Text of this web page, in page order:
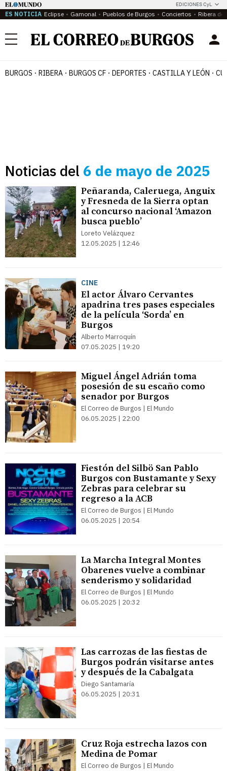
EDICIONES CyL
ES NOTICIA Eclipse Gamonal Pueblos de Burgos Conciertos Ribera del
Menú
BURGOS RIBERA BURGOS CF DEPORTES CASTILLA Y LEÓN
Noticias del 6 de mayo de 2025
Peñaranda, Caleruega, Anguix
y Fresneda de la Sierra optan
al concurso nacional ‘Amazon
busca pueblo’
Loreto Velázquez
12.05.2025 | 12:46
CINE
El actor Álvaro Cervantes
apadrina tres pases especiales
de la película ‘Sorda’ en
Burgos
Alberto Marroquín
07.05.2025 | 19:20
Miguel Ángel Adrián toma
posesión de su escaño como
senador por Burgos
El Correo de Burgos | El Mundo
06.05.2025 | 22:00
Fiestón del Silbö San Pablo
Burgos con Bustamante y Sexy
Zebras para celebrar su
regreso a la ACB
El Correo de Burgos | El Mundo
06.05.2025 | 20:54
La Marcha Integral Montes
Obarenes vuelve a combinar
senderismo y solidaridad
El Correo de Burgos | El Mundo
06.05.2025 | 20:32
Las carrozas de las fiestas de
Burgos podrán visitarse antes
y después de la Cabalgata
Diego Santamaría
06.05.2025 | 20:31
Cruz Roja estrecha lazos con
Medina de Pomar
El Correo de Burgos | El Mundo